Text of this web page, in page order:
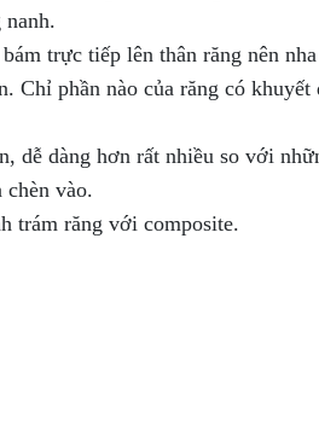
trực tiếp lên thân răng nên
Chỉ phần nào của răng có khuyết
dễ dàng hơn rất nhiều so với
vào.
trám răng với composite.